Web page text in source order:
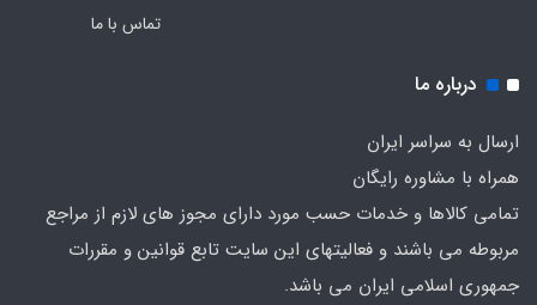
تماس با ما
درباره ما
ارسال به سراسر ایران
همراه با مشاوره رایگان
تمامی کالاها و خدمات حسب مورد دارای مجوز های لازم از مراجع
مربوطه می باشند و فعالیتهای این سایت تابع قوانین و مقررات
جمهوری اسلامی ایران می باشد.